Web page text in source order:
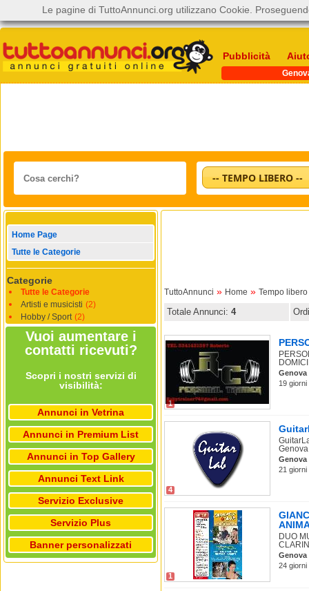
Pubblicità
-- TEMPO LIBERO --
Home Page
Tutte le Categorie
Categorie
Tutte le Categorie
Artisti e musicisti (2)
Hobby / Sport (2)
Vuoi aumentare i
contatti ricevuti?
Scopri i nostri servizi di
visibilità:
Annunci in Vetrina
Annunci in Premium List
Annunci in Top Gallery
Annunci Text Link
Servizio Exclusive
Servizio Plus
Banner personalizzati
TuttoAnnunci » Home » Tempo libero
Totale Annunci: 4
1
Genova
19
4
Genova
21
1
DUO
Genova
24
Le pagine di TuttoAnnunci.org utilizzano Cookie.